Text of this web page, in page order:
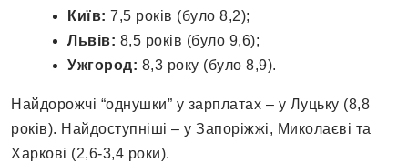
Київ: 7,5 років (було 8,2);
Львів: 8,5 років (було 9,6);
Ужгород: 8,3 року (було 8,9).
Найдорожчі “однушки” у зарплатах – у Луцьку (8,8
років). Найдоступніші – у Запоріжжі, Миколаєві та
Харкові (2,6-3,4 роки).